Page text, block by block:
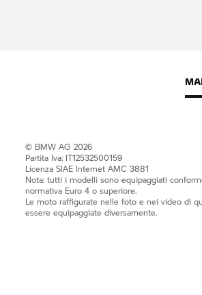
© BMW AG 2026
Partita Iva: IT12532500159
Licenza SIAE Internet AMC 3881
Nota: tutti i modelli sono equipaggiati
normativa Euro 4 o superiore.
Le moto raffigurate nelle foto e nei video di
essere equipaggiate diversamente.